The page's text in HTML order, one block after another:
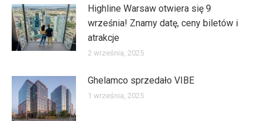
Highline Warsaw otwiera się 9
września! Znamy datę, ceny biletów i
atrakcje
2 września, 2025
Ghelamco sprzedało VIBE
1 września, 2025